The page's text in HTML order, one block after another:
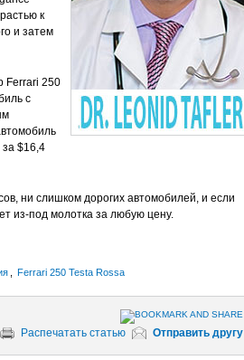
к
и затем
Ferrari 250
с
$16,4
ни слишком дорогих автомобилей, и если
из-под молотка за любую цену.
Ferrari 250 Testa Rossa
Распечатать статью Отправить другу